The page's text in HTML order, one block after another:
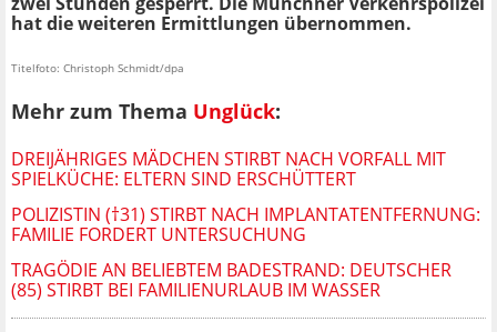
hat die weiteren Ermittlungen übernommen.
Titelfoto: Christoph Schmidt/dpa
Mehr zum Thema Unglück:
DREIJÄHRIGES MÄDCHEN STIRBT NACH VORFALL MIT
SPIELKÜCHE: ELTERN SIND ERSCHÜTTERT
POLIZISTIN (†31) STIRBT NACH IMPLANTATENTFERNUNG:
FAMILIE FORDERT UNTERSUCHUNG
TRAGÖDIE AN BELIEBTEM BADESTRAND: DEUTSCHER
(85) STIRBT BEI FAMILIENURLAUB IM WASSER